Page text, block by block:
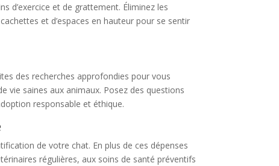
d’exercice et de grattement. Éliminez les
et d’espaces en hauteur pour se sentir
des recherches approfondies pour vous
vie saines aux animaux. Posez des questions
responsable et éthique.
de votre chat. En plus de ces dépenses
régulières, aux soins de santé préventifs